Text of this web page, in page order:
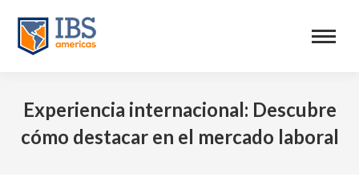
Experiencia internacional: Descubre
cómo destacar en el mercado laboral